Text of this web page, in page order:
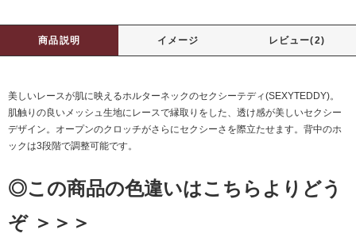
商品説明 イメージ レビュー(2)
美しいレースが肌に映えるホルターネックのセクシーテディ(SEXYTEDDY)。
肌触りの良いメッシュ生地にレースで縁取りをした、透け感が美しいセクシー
デザイン。オープンのクロッチがさらにセクシーさを際立たせます。背中のホ
ックは3段階で調整可能です。
◎この商品の色違いはこちらよりどう
ぞ ＞＞＞